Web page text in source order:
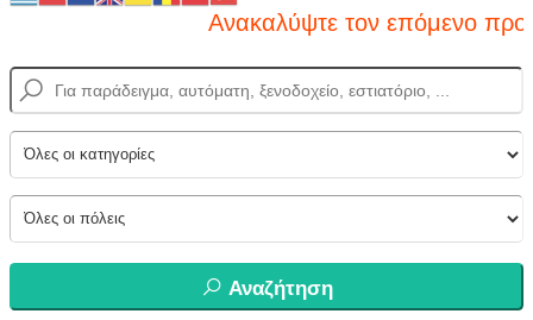
Ανακαλύψτε τον επόμενο
Αναζήτηση